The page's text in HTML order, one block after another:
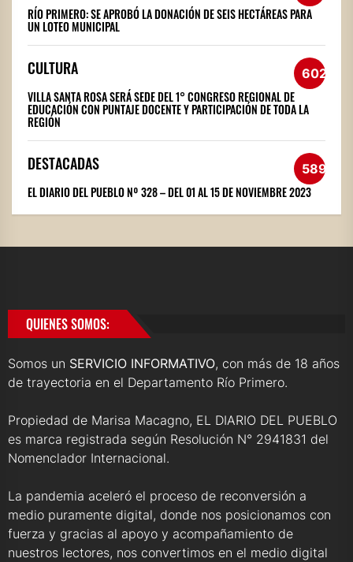
RÍO PRIMERO: SE APROBÓ LA DONACIÓN DE SEIS HECTÁREAS PARA
UN LOTEO MUNICIPAL
CULTURA 602
VILLA SANTA ROSA SERÁ SEDE DEL 1° CONGRESO REGIONAL DE
EDUCACIÓN CON PUNTAJE DOCENTE Y PARTICIPACIÓN DE TODA LA
REGIÓN
DESTACADAS 589
EL DIARIO DEL PUEBLO Nº 328 – DEL 01 AL 15 DE NOVIEMBRE 2023
QUIENES SOMOS:
Somos un SERVICIO INFORMATIVO, con más de 18 años
de trayectoria en el Departamento Río Primero.
Propiedad de Marisa Macagno, EL DIARIO DEL PUEBLO
es marca registrada según Resolución N° 2941831 del
Nomenclador Internacional.
La pandemia aceleró el proceso de reconversión a
medio puramente digital, donde nos posicionamos con
fuerza y gracias al apoyo y acompañamiento de
nuestros lectores, nos convertimos en el medio digital